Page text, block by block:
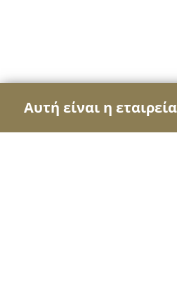
Αυτή είναι η